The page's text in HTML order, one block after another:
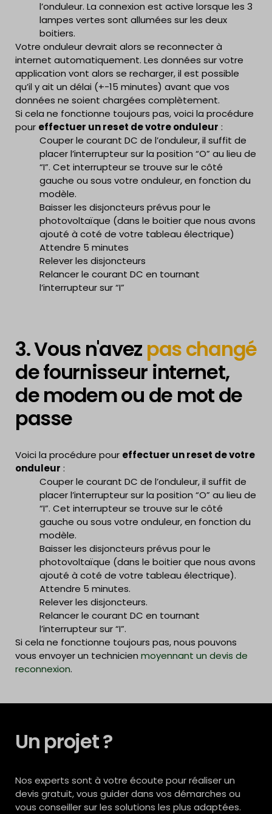
Après avoir repéré le Wifi auquel vous voulez
vous connecter, cliquer sur “
de la page, puis sous “ Sécurité”, écrire le nom
et le mot de passe de votre Wifi. Enfin, cliquer
en haut sur “Enregistrer tout“.
Une fois les opérations effectuées et une fois
que votre onduleur est connecté, la diode
bleue s’allume attestant que l’onduleur
communique sur le réseau.
Ci-joint la procédure avec les différents écrans que
Voici également un lien direct vers la foire aux
questions de SMA.
Dans de nombreux cas, lorsque des problèmes
surviennent avec des appareils électroniques, il peut
être bénéfique de simplement les éteindre et de les
rallumer. Cette action peut sembler simple, mais elle
peut souvent résoudre des problèmes mineurs liés
Voici la procédure pour effectuer le RESET de
l’onduleur
Couper le courant DC de l’onduleur, il suffit de
placer l’interrupteur sur la position “O” au lieu de
“I”. Cet interrupteur se trouve sur le côté
gauche ou sous votre onduleur, en fonction du
modèle.
Baisser les disjoncteurs prévus pour le
photovoltaïque (dans le boitier que nous avons
ajouté à coté de votre tableau électrique)
Attendre 5 minutes
Relever les disjoncteurs
Relancer le courant DC en tournant
l’interrupteur sur “I”
surviennent avec des appareils électroniques, il peut
être bénéfique de simplement les éteindre et de les
rallumer. Cette action peut sembler simple, mais elle
peut souvent résoudre des problèmes mineurs liés
aux performances de l’appareil.
Voici la procédure poureffectuer le RESET de
l’onduleur
Couper le courant DC de l’onduleur, il suffit de
placer l’interrupteur sur la position “O” au lieu de
“I”. Cet interrupteur se trouve sur le côté
gauche ou sous votre onduleur, en fonction du
modèle.
Baisser les disjoncteurs prévus pour le
photovoltaïque (dans le boitier que nous avons
ajouté à coté de votre tableau électrique)
Attendre 5 minutes
Relever les disjoncteurs
Relancer le courant DC en tournant
l’interrupteur sur “I”
Si cela ne fonctionne toujours pas, nous
pouvonsvous envoyer un technicien pour un forfait
de 150€.
l’onduleur. La connexion est active lorsque les 3
lampes vertes sont allumées sur les deux
boitiers.
Votre onduleur devrait alors se reconnecter à
internet automatiquement. Les données sur votre
application vont alors se recharger, il est possible
qu’il y ait un délai (+-15 minutes) avant que vos
données ne soient chargées complètement.
Si cela ne fonctionne toujours pas, voici la procédure
pour effectuer un reset de votre onduleur :
Couper le courant DC de l’onduleur, il suffit de
placer l’interrupteur sur la position “O” au lieu de
“I”. Cet interrupteur se trouve sur le côté
gauche ou sous votre onduleur, en fonction du
modèle.
Baisser les disjoncteurs prévus pour le
photovoltaïque (dans le boitier que nous avons
ajouté à coté de votre tableau électrique)
Attendre 5 minutes
Relever les disjoncteurs
Relancer le courant DC en tournant
l’interrupteur sur “I”
3. Vous n'avez pas changé
de fournisseur internet,
de modem ou de mot de
passe
Voici la procédure pour effectuer un reset de votre
onduleur :
Couper le courant DC de l’onduleur, il suffit de
placer l’interrupteur sur la position “O” au lieu de
“I”. Cet interrupteur se trouve sur le côté
gauche ou sous votre onduleur, en fonction du
modèle.
Baisser les disjoncteurs prévus pour le
photovoltaïque (dans le boitier que nous avons
ajouté à coté de votre tableau électrique).
Attendre 5 minutes.
Relever les disjoncteurs.
Relancer le courant DC en tournant
l’interrupteur sur “I”.
Si cela ne fonctionne toujours pas,nous pouvons
vous envoyer un technicien moyennant un devis de
reconnexion.
Un projet ?
Nos experts sont à votre écoute pour réaliser un
devis gratuit, vous guider dans vos démarches ou
vous conseiller sur les solutions les plus adaptées.